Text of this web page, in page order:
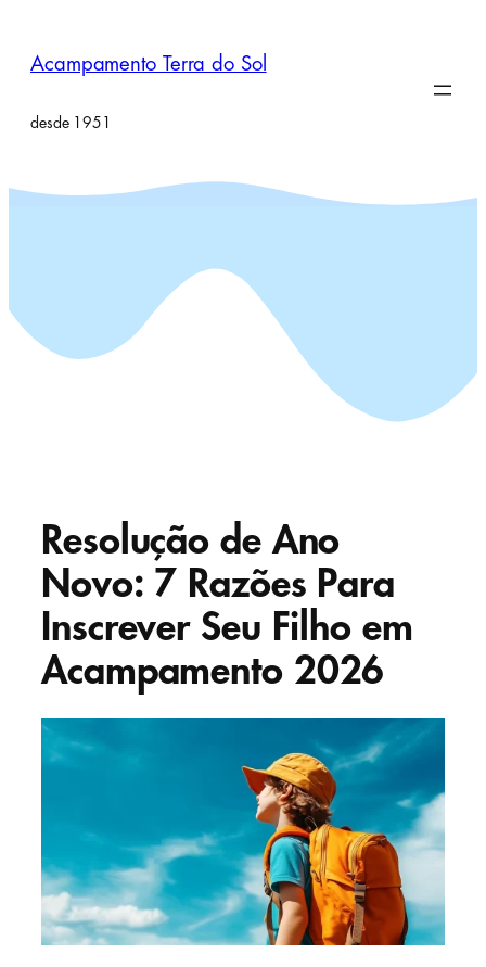
Acampamento Terra do Sol
desde 1951
Resolução de Ano
Novo: 7 Razões Para
Inscrever Seu Filho em
Acampamento 2026